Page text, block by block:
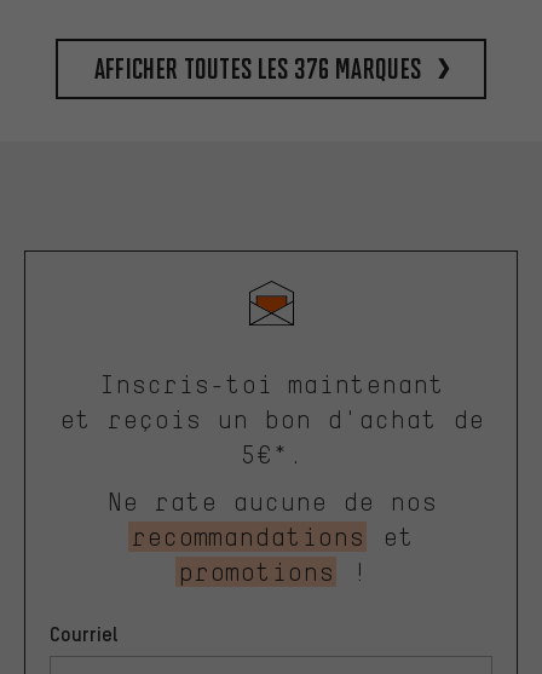
Afficher toutes les 376 marques
Inscris-toi maintenant
et reçois un bon d'achat de
5€*.
Ne rate aucune de nos
recommandations
et
promotions
!
Courriel